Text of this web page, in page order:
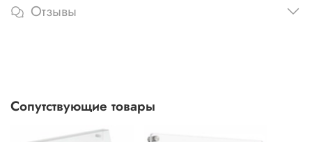
Отзывы
Сопутствующие товары